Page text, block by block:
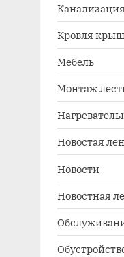
Канализация
Кровля
Мебель
Монтаж
Новостая
Новости
Новостная